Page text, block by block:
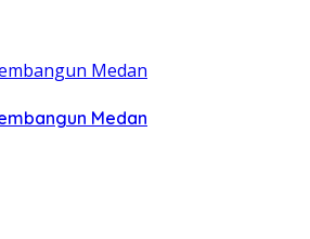
Medan